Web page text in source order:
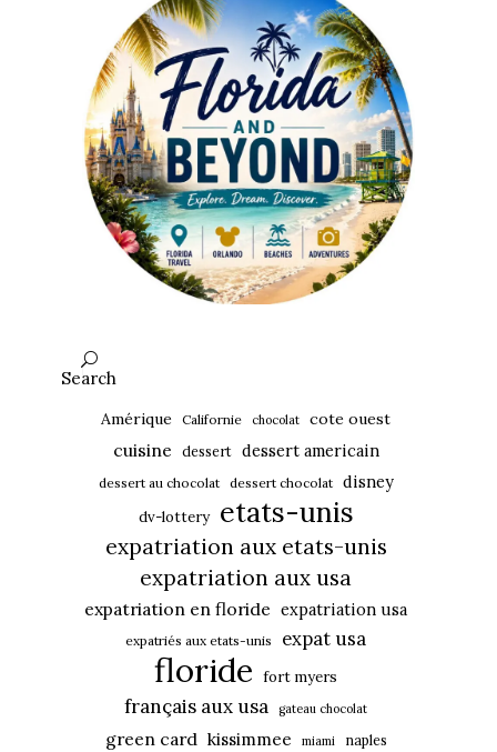
Search
Amérique Californie chocolat cote ouest
cuisine dessert dessert americain
dessert au chocolat dessert chocolat disney
dv-lottery etats-unis
expatriation aux etats-unis
expatriation aux usa
expatriation en floride expatriation usa
expatriés aux etats-unis expat usa
floride fort myers
français aux usa gateau chocolat
green card kissimmee miami naples